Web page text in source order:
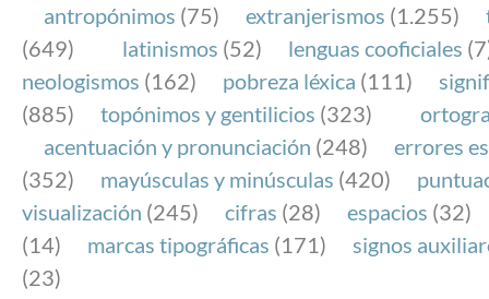
antropónimos (75) extranjerismos (1.255)
(649)
latinismos (52) lenguas cooficiales
neologismos (162) pobreza léxica (111)
(885)
topónimos y gentilicios (323)
acentuación y pronunciación (248)
errores
(352)
mayúsculas y minúsculas (420)
visualización (245) cifras (28) espacios (32)
(14)
marcas tipográficas (171)
signos
(23)